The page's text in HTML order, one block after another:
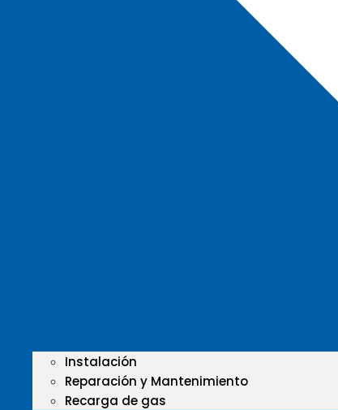
Instalación
Reparación y Mantenimiento
Recarga de gas